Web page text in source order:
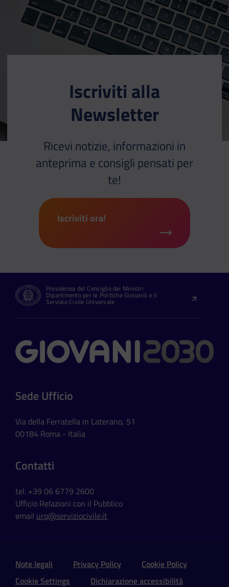
Iscriviti alla
Newsletter
Ricevi notizie, informazioni in
anteprima e consigli pensati per
te!
Iscriviti ora!
Presidenza del Consiglio dei Ministri
Dipartimento per le Politiche Giovanili e il
Servizio Civile Universale
Contatti
Sede Ufficio
Via della Ferratella in Laterano, 51
00184 Roma - Italia
Contatti
tel. +39 06 6779 2600
Ufficio Relazioni con il Pubblico
email urp@serviziocivile.it
Sezione Link Utili e Social
Note legali Privacy Policy
Cookie Policy
Cookie Settings
Dichiarazione accessibilità